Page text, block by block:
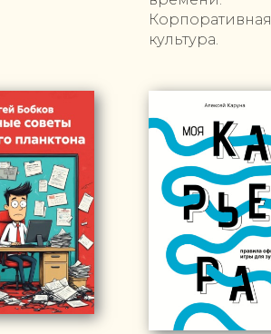
Корпоративная
культура.